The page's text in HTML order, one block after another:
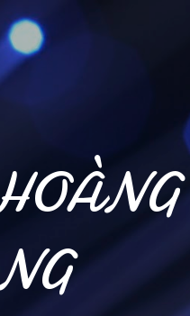
chính